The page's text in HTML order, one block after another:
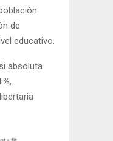
de
educativo.
absoluta
,